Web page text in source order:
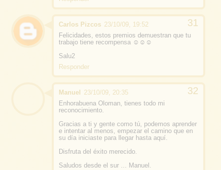
Carlos Pizcos 23/10/09, 19:52
Felicidades, estos premios demuestran que tu
trabajo tiene recompensa ☺☺☺
Salu2
Responder
Manuel
23/10/09, 20:35
Enhorabuena Oloman, tienes todo mi
reconocimiento.
Gracias a ti y gente como tú, podemos aprender
e intentar al menos, empezar el camino que en
su día iniciaste para llegar hasta aquí.
Disfruta del éxito merecido.
Saludos desde el sur ... Manuel.